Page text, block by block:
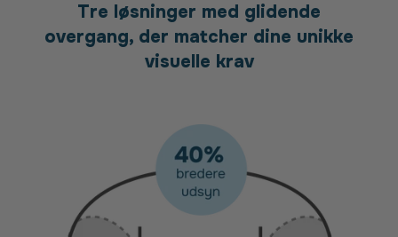
Tre løsninger med glidende
overgang, der matcher dine unikke
visuelle krav